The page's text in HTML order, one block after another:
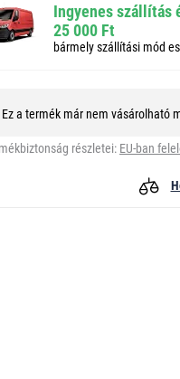
Ingyenes szállítás
25 000 Ft
bármely szállítási mód
Ez a termék már nem vásárolható
részletei: EU-ban